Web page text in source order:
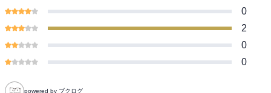
0
2
0
0
powered by ブクログ